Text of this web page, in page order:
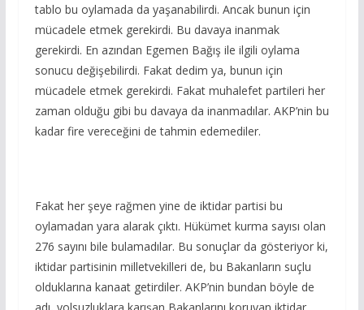
tablo bu oylamada da yaşanabilirdi. Ancak bunun için
mücadele etmek gerekirdi. Bu davaya inanmak
gerekirdi. En azından Egemen Bağış ile ilgili oylama
sonucu değişebilirdi. Fakat dedim ya, bunun için
mücadele etmek gerekirdi. Fakat muhalefet partileri her
zaman olduğu gibi bu davaya da inanmadılar. AKP’nin bu
kadar fire vereceğini de tahmin edemediler.
Fakat her şeye rağmen yine de iktidar partisi bu
oylamadan yara alarak çıktı. Hükümet kurma sayısı olan
276 sayını bile bulamadılar. Bu sonuçlar da gösteriyor ki,
iktidar partisinin milletvekilleri de, bu Bakanların suçlu
olduklarına kanaat getirdiler. AKP’nin bundan böyle de